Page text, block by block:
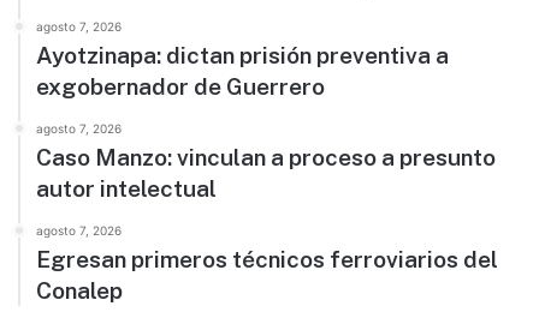
agosto 7, 2026
Ayotzinapa: dictan prisión preventiva a
exgobernador de Guerrero
agosto 7, 2026
Caso Manzo: vinculan a proceso a presunto
autor intelectual
agosto 7, 2026
Egresan primeros técnicos ferroviarios del
Conalep